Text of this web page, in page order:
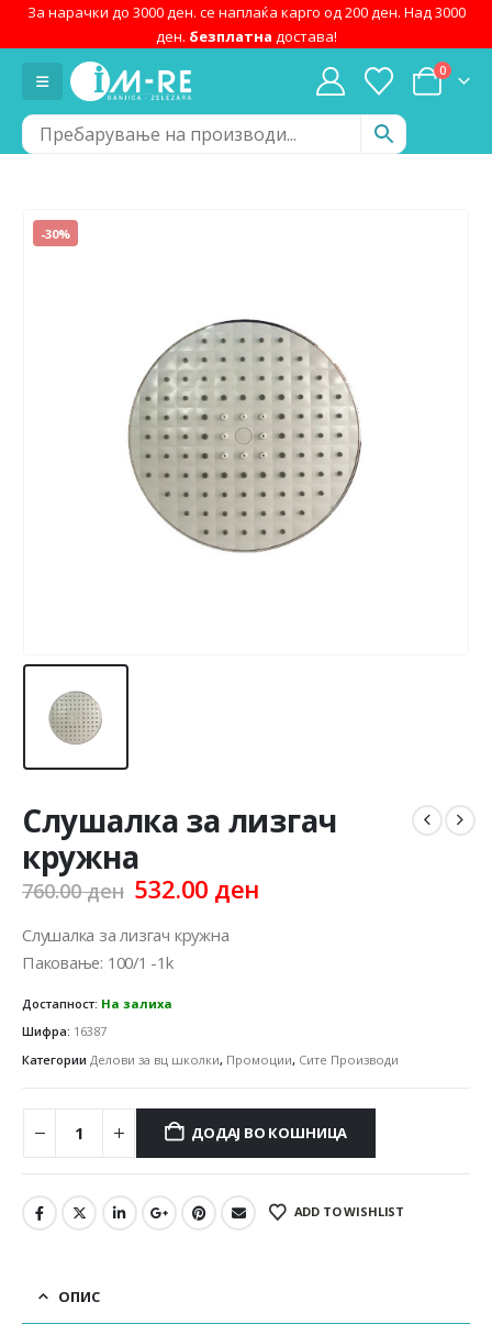
За нарачки до 3000 ден. се наплаќа карго од 200 ден. Над 3000
ден. безплатна достава!
0
-30%
Слушалка за лизгач
кружна
760.00ден Original
was:
760.00 ден.
532.00 денCurrent
Слушалка за лизгач кружна
Паковање: 100/1 -1k
Достапност: На залиха
Шифра: 16387
Категории Делови за вц школки, Промоции, Сите Производи
ДОДАЈ ВО КОШНИЦА
ADD TO WISHLIST
ОПИС